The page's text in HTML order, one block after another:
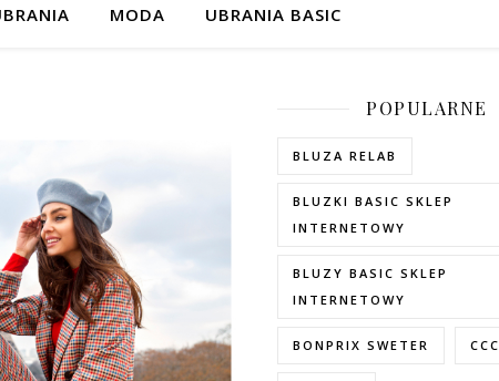
MODA UBRANIA BASIC
POPULARNE
BLUZA RELAB
BLUZKI BASIC SKLEP
INTERNETOWY
BLUZY BASIC SKLEP
INTERNETOWY
BONPRIX SWETER CCC